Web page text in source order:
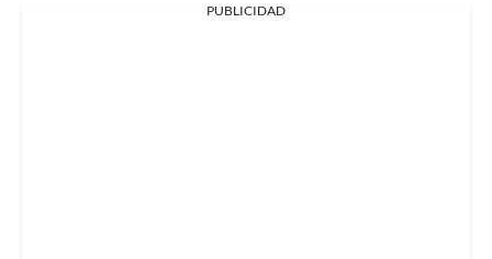
PUBLICIDAD